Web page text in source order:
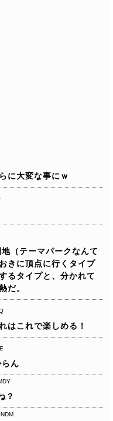
に大変な事にｗ
（テーマパークなんて
きに頂点に行くタイプ
るタイプと、分かれて
だ。
はこれで楽しめる！
ん
？